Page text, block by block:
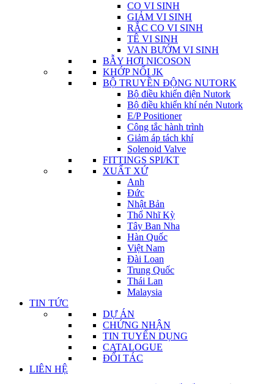
CO VI SINH
GIẢM VI SINH
RẮC CO VI SINH
TÊ VI SINH
VAN BƯỚM VI SINH
BẪY HƠI NICOSON
KHỚP NỐI JK
BỘ TRUYỀN ĐỘNG NUTORK
Bộ điều khiển điện Nutork
Bộ điều khiển khí nén Nutork
E/P Positioner
Công tắc hành trình
Giảm áp tách khí
Solenoid Valve
FITTINGS SPI/KT
XUẤT XỨ
Anh
Đức
Nhật Bản
Thổ Nhĩ Kỳ
Tây Ban Nha
Hàn Quốc
Việt Nam
Đài Loan
Trung Quốc
Thái Lan
Malaysia
TIN TỨC
DỰ ÁN
CHỨNG NHẬN
TIN TUYỂN DỤNG
CATALOGUE
ĐỐI TÁC
LIÊN HỆ